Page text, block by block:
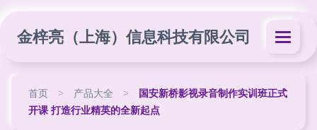
金梓亮（上海）信息科技有限公司
首页 > 产品大全 >
国安新桥影视录音制作实训班正式
开课 打造行业精英的全新起点